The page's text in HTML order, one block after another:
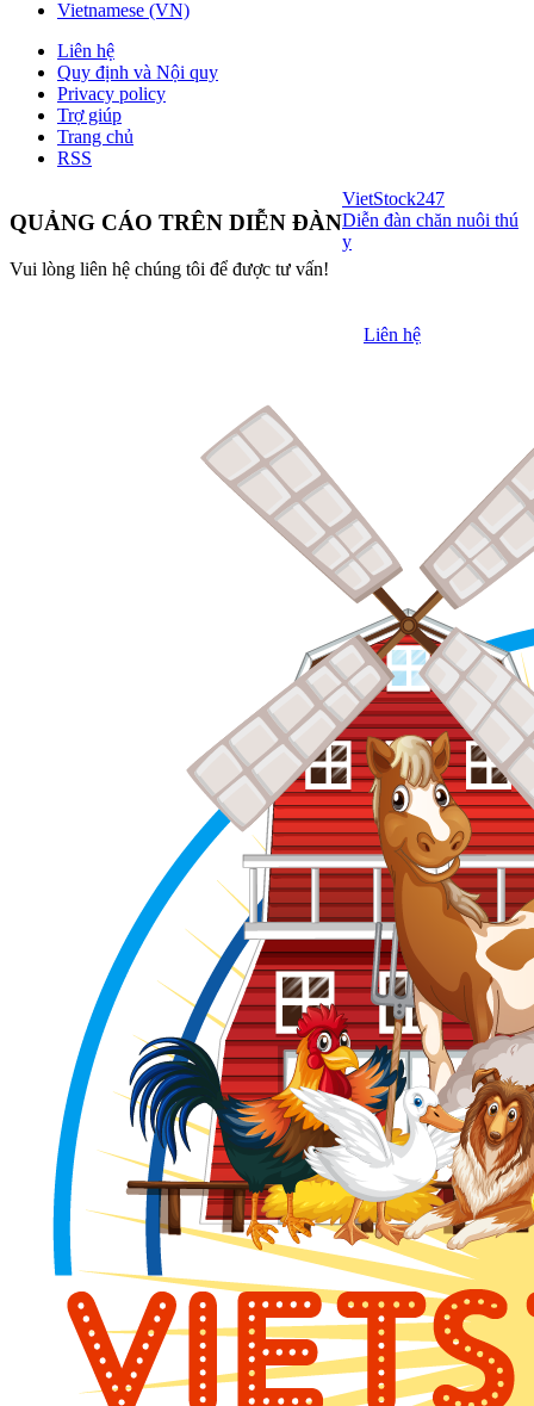
Vietnamese (VN)
Liên hệ
Quy định và Nội quy
Privacy policy
Trợ giúp
Trang chủ
RSS
QUẢNG CÁO TRÊN DIỄN ĐÀN
Vui lòng liên hệ chúng tôi để được tư vấn!
Liên hệ
VietStock247
Diễn đàn chăn nuôi thú
y